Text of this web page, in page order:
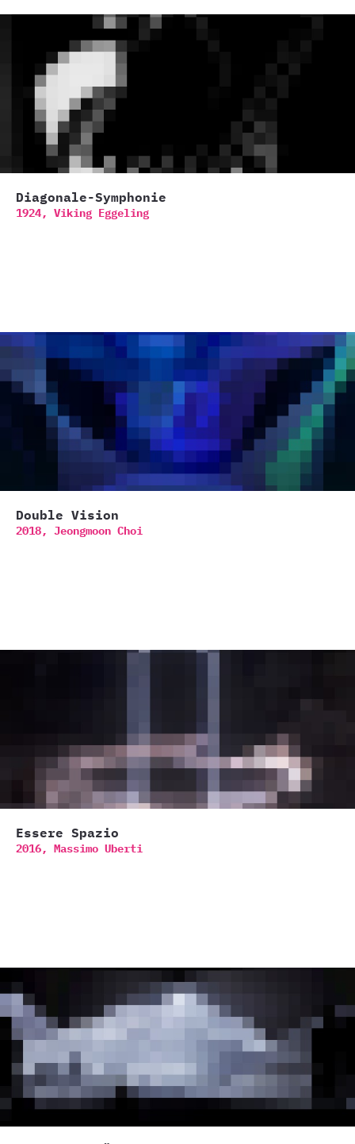
Diagonale-Symphonie
1924, Viking Eggeling
Double Vision
2018, Jeongmoon Choi
Essere Spazio
2016, Massimo Uberti